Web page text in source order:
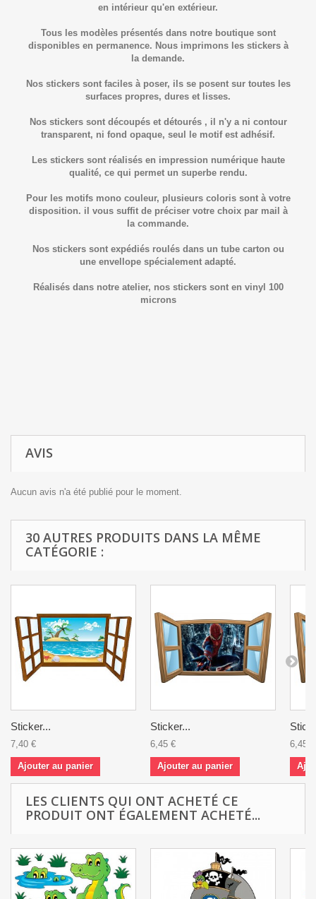
en intérieur qu'en extérieur.
Tous les modèles présentés dans notre boutique sont
disponibles en permanence. Nous imprimons les stickers à
la demande.
Nos stickers sont faciles à poser, ils se posent sur toutes les
surfaces propres, dures et lisses.
Nos stickers sont découpés et détourés , il n'y a ni contour
transparent, ni fond opaque, seul le motif est adhésif.
Les stickers sont réalisés en impression numérique haute
qualité, ce qui permet un superbe rendu.
Pour les motifs mono couleur, plusieurs coloris sont à votre
disposition. il vous suffit de préciser votre choix par mail à
la commande.
Nos stickers sont expédiés roulés dans un tube carton ou
une envellope spécialement adapté.
Réalisés dans notre atelier, nos stickers sont en vinyl 100
microns
AVIS
Aucun avis n'a été publié pour le moment.
30 AUTRES PRODUITS DANS LA MÊME
CATÉGORIE :
Sticker...
7,40 €
Ajouter au panier
Sticker...
6,45 €
Ajouter au panier
6,45 €
LES CLIENTS QUI ONT ACHETÉ CE
PRODUIT ONT ÉGALEMENT ACHETÉ...